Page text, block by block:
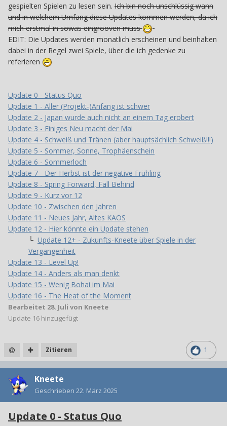
gespielten Spielen zu lesen sein. Ich bin noch unschlüssig wann
und in welchem Umfang diese Updates kommen werden, da ich
mich erstmal in sowas eingrooven muss
EDIT: Die Updates werden monatlich erscheinen und beinhalten
dabei in der Regel zwei Spiele, über die ich gedenke zu
referieren
Update 0 - Status Quo
Update 1 - Aller (Projekt-)Anfang ist schwer
Update 2 - Japan wurde auch nicht an einem Tag erobert
Update 3 - Einiges Neu macht der Mai
Update 4 - Schweiß und Tränen (aber hauptsächlich Schweiß!!!)
Update 5 - Sommer, Sonne, Trophäenschein
Update 6 - Sommerloch
Update 7 - Der Herbst ist der negative Frühling
Update 8 - Spring Forward, Fall Behind
Update 9 - Kurz vor 12
Update 10 - Zwischen den Jahren
Update 11 - Neues Jahr, Altes KAOS
Update 12 - Hier könnte ein Update stehen
└ Update 12+ - Zukunfts-Kneete über Spiele in der
Vergangenheit
Update 13 - Level Up!
Update 14 - Anders als man denkt
Update 15 - Wenig Bohai im Mai
Update 16 - The Heat of the Moment
Bearbeitet 28. Juli von Kneete
Update 16 hinzugefügt
1
Zitieren
Kneete
Geschrieben 22. März 2025
Update 0 - Status Quo